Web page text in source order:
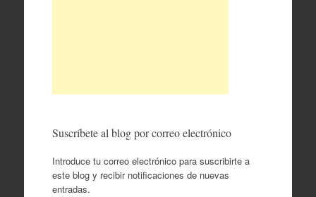
Suscríbete al blog por correo electrónico
Introduce tu correo electrónico para suscribirte a
este blog y recibir notificaciones de nuevas
entradas.